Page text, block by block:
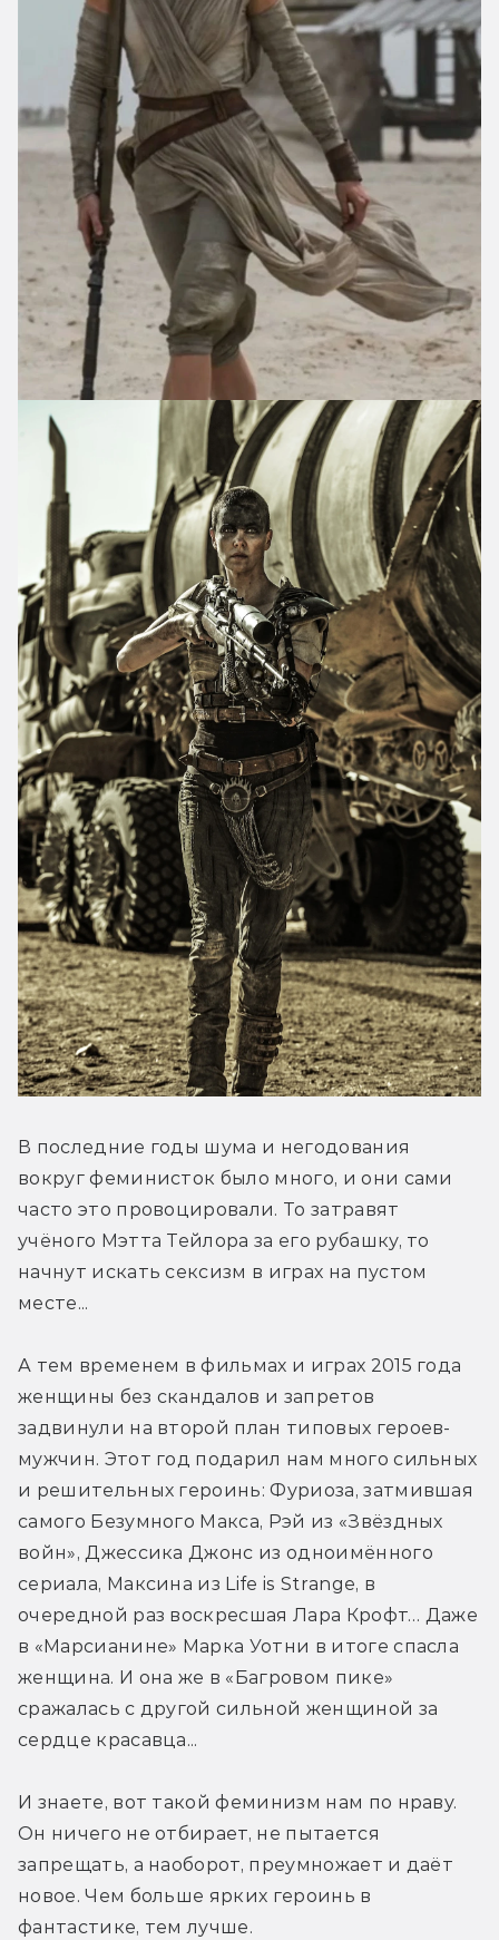
В последние годы шума и негодования
вокруг феминисток было много, и они сами
часто это провоцировали. То затравят
учёного Мэтта Тейлора за его рубашку, то
начнут искать сексизм в играх на пустом
месте...
А тем временем в фильмах и играх 2015 года
женщины без скандалов и запретов
задвинули на второй план типовых героев-
мужчин. Этот год подарил нам много сильных
и решительных героинь: Фуриоза, затмившая
самого Безумного Макса, Рэй из «Звёздных
войн», Джессика Джонс из одноимённого
сериала, Максина из Life is Strange, в
очередной раз воскресшая Лара Крофт… Даже
в «Марсианине» Марка Уотни в итоге спасла
женщина. И она же в «Багровом пике»
сражалась с другой сильной женщиной за
сердце красавца...
И знаете, вот такой феминизм нам по нраву.
Он ничего не отбирает, не пытается
запрещать, а наоборот, преумножает и даёт
новое. Чем больше ярких героинь в
фантастике, тем лучше.